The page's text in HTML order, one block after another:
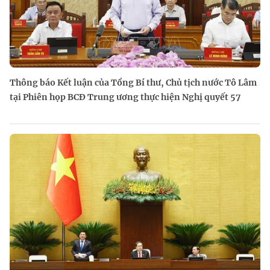
Thông báo Kết luận của Tổng Bí thư, Chủ tịch nước Tô Lâm
tại Phiên họp BCĐ Trung ương thực hiện Nghị quyết 57